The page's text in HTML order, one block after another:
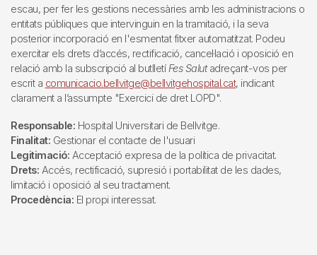
escau, per fer les gestions necessàries amb les administracions o
entitats públiques que intervinguin en la tramitació, i la seva
posterior incorporació en l'esmentat fitxer automatitzat. Podeu
exercitar els drets d’accés, rectificació, cancel·lació i oposició en
relació amb la subscripció al butlletí Fes Salutadreçant-vos per
escrit a comunicacio.bellvitge@bellvitgehospital.cat, indicant
clarament a l’assumpte "Exercici de dret LOPD".
Responsable: Hospital Universitari de Bellvitge.
Finalitat: Gestionar el contacte de l'usuari
Legitimació: Acceptació expresa de la política de privacitat.
Drets: Accés, rectificació, supresió i portabilitat de les dades,
limitació i oposició al seu tractament.
Procedència: El propi interessat.